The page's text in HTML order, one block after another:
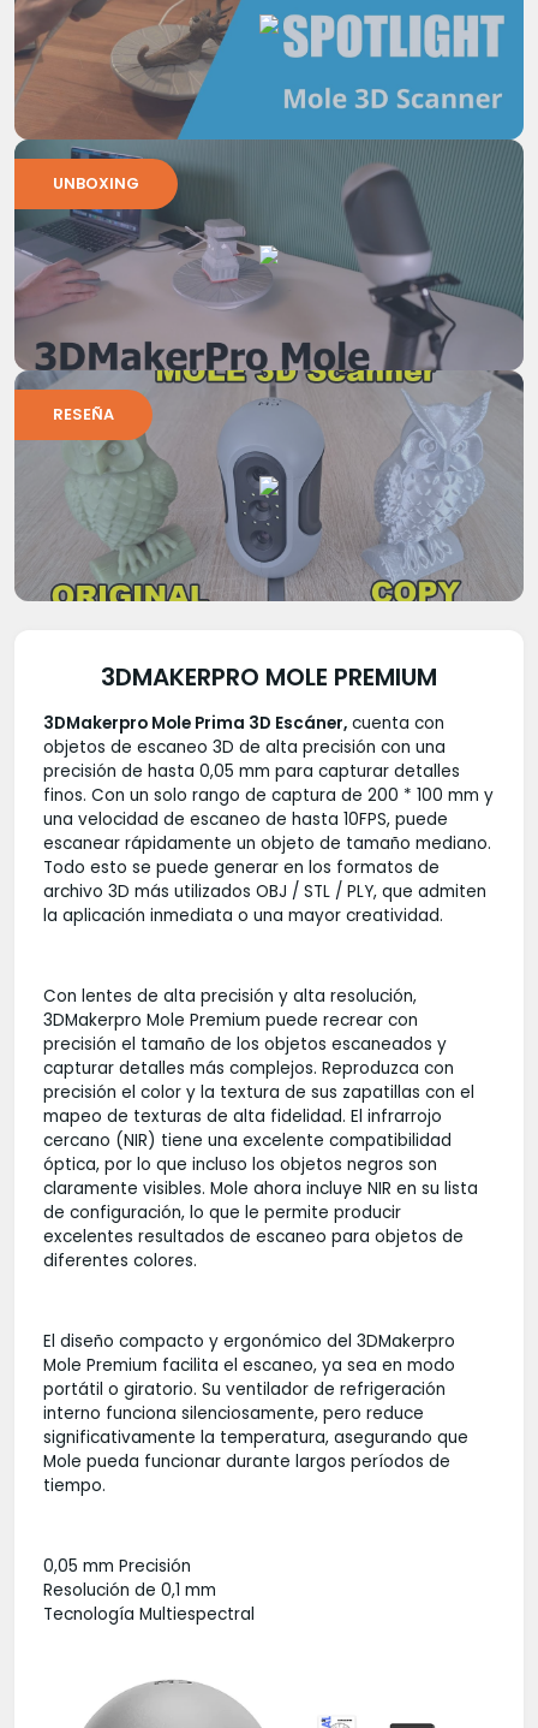
UNBOXING
RESEÑA
3DMAKERPRO MOLE PREMIUM
3DMakerpro Mole Prima 3D Escáner, cuenta con
objetos de escaneo 3D de alta precisión con una
precisión de hasta 0,05 mm para capturar detalles
finos. Con un solo rango de captura de 200 * 100 mm y
una velocidad de escaneo de hasta 10FPS, puede
escanear rápidamente un objeto de tamaño mediano.
Todo esto se puede generar en los formatos de
archivo 3D más utilizados OBJ / STL / PLY, que admiten
la aplicación inmediata o una mayor creatividad.
Con lentes de alta precisión y alta resolución,
3DMakerpro Mole Premium puede recrear con
precisión el tamaño de los objetos escaneados y
capturar detalles más complejos. Reproduzca con
precisión el color y la textura de sus zapatillas con el
mapeo de texturas de alta fidelidad. El infrarrojo
cercano (NIR) tiene una excelente compatibilidad
óptica, por lo que incluso los objetos negros son
claramente visibles. Mole ahora incluye NIR en su lista
de configuración, lo que le permite producir
excelentes resultados de escaneo para objetos de
diferentes colores.
El diseño compacto y ergonómico del 3DMakerpro
Mole Premium facilita el escaneo, ya sea en modo
portátil o giratorio. Su ventilador de refrigeración
interno funciona silenciosamente, pero reduce
significativamente la temperatura, asegurando que
Mole pueda funcionar durante largos períodos de
tiempo.
0,05 mm Precisión
Resolución de 0,1 mm
Tecnología Multiespectral